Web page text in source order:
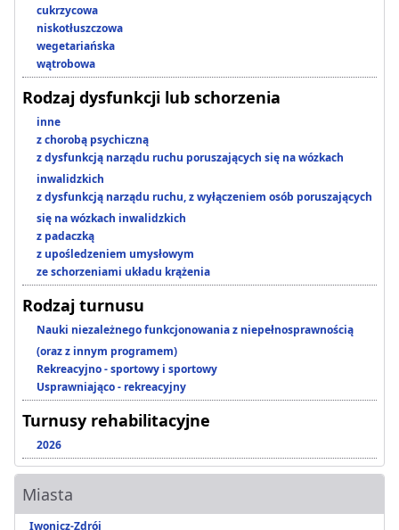
cukrzycowa
niskotłuszczowa
wegetariańska
wątrobowa
Rodzaj dysfunkcji lub schorzenia
inne
z chorobą psychiczną
z dysfunkcją narządu ruchu poruszających się na wózkach
inwalidzkich
z dysfunkcją narządu ruchu, z wyłączeniem osób poruszających
się na wózkach inwalidzkich
z padaczką
z upośledzeniem umysłowym
ze schorzeniami układu krążenia
Rodzaj turnusu
Nauki niezależnego funkcjonowania z niepełnosprawnością
(oraz z innym programem)
Rekreacyjno - sportowy i sportowy
Usprawniająco - rekreacyjny
Turnusy rehabilitacyjne
2026
Miasta
Iwonicz-Zdrój